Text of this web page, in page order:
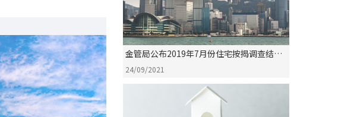
金管局公布2019年7月份住宅按揭调查结果
评析
24/09/2021